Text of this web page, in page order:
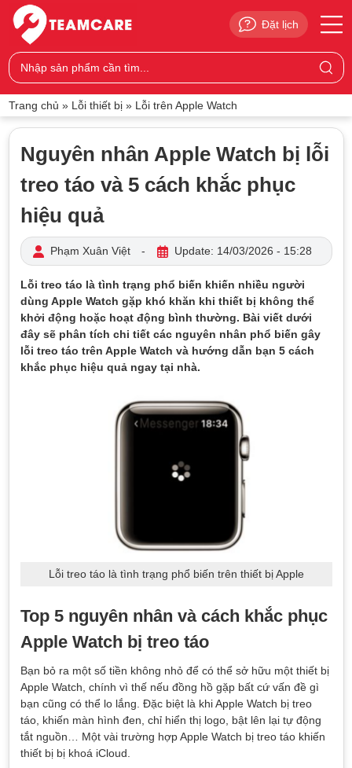
Đặt lịch
Trang chủ » Lỗi thiết bị» Lỗi trên Apple Watch
Nguyên nhân Apple Watch bị lỗi
treo táo và 5 cách khắc phục
hiệu quả
Phạm Xuân Việt - Update: 14/03/2026 - 15:28
Lỗi treo táo là tình trạng phổ biến khiến nhiều người
dùng Apple Watch gặp khó khăn khi thiết bị không thể
khởi động hoặc hoạt động bình thường. Bài viết dưới
đây sẽ phân tích chi tiết các nguyên nhân phổ biến gây
lỗi treo táo trên Apple Watch và hướng dẫn bạn 5 cách
khắc phục hiệu quả ngay tại nhà.
Lỗi treo táo là tình trạng phổ biến trên thiết bị Apple
Top 5 nguyên nhân và cách khắc phục
Apple Watch bị treo táo
Bạn bỏ ra một số tiền không nhỏ để có thể sở hữu một thiết bị
Apple Watch, chính vì thế nếu đồng hồ gặp bất cứ vấn đề gì
bạn cũng có thể lo lắng. Đặc biệt là khi Apple Watch bị treo
táo, khiến màn hình đen, chỉ hiển thị logo, bật lên lại tự động
tắt nguồn… Một vài trường hợp Apple Watch bị treo táo khiến
thiết bị bị khoá iCloud.